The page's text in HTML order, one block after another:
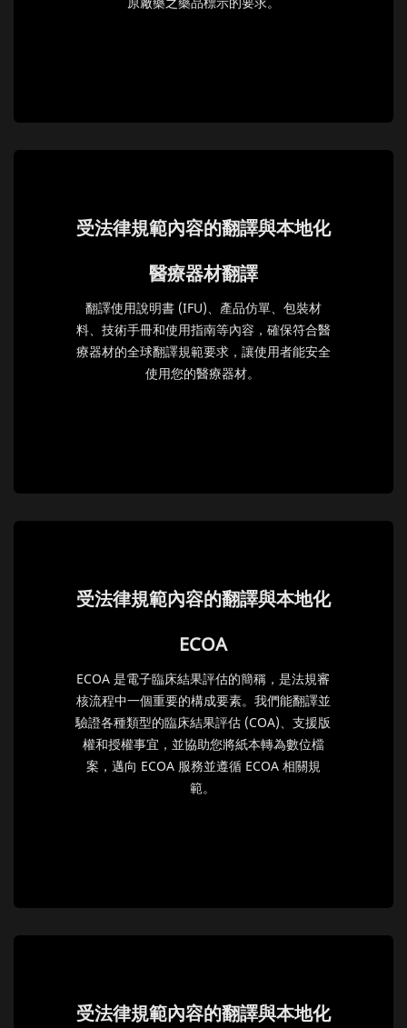
受法律規範內容的翻譯與本地化
醫療器材翻譯
翻譯使用說明書 (IFU)、產品仿單、包裝材
料、技術手冊和使用指南等內容，確保符合醫
療器材的全球翻譯規範要求，讓使用者能安全
使用您的醫療器材。
受法律規範內容的翻譯與本地化
ECOA
ECOA 是電子臨床結果評估的簡稱，是法規審
核流程中一個重要的構成要素。我們能翻譯並
驗證各種類型的臨床結果評估 (COA)、支援版
權和授權事宜，並協助您將紙本轉為數位檔
案，邁向 ECOA 服務並遵循 ECOA 相關規
範。
受法律規範內容的翻譯與本地化